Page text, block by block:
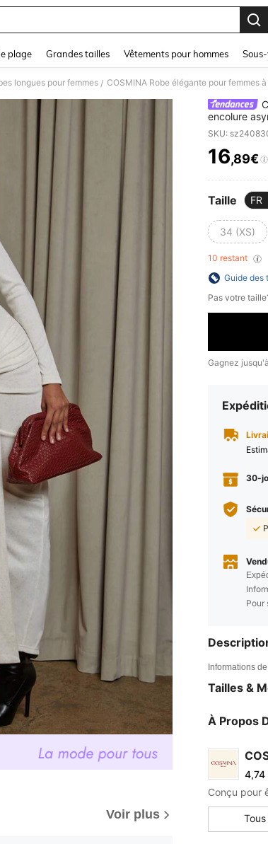
plage Grandes tailles Vêtements pour hommes
longues pour femmes /
Voir plus
encolure
côté
SKU:
16,89€
Taille FR
34 (XS)
10 restant
Guide des
Pas votre
Gagnez jusqu'à
30-
Pour
Informations
Tailles &
À Propos
4,74
4,74
4,74
Conçu pour